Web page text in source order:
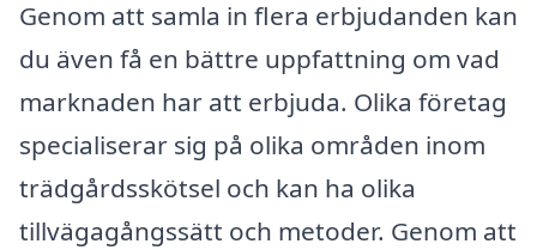
Genom att samla in flera erbjudanden kan
du även få en bättre uppfattning om vad
marknaden har att erbjuda. Olika företag
specialiserar sig på olika områden inom
trädgårdsskötsel och kan ha olika
tillvägagångssätt och metoder. Genom att